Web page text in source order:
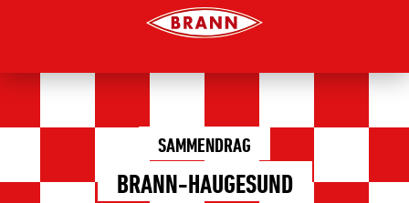
SAMMENDRAG
BRANN-HAUGESUND